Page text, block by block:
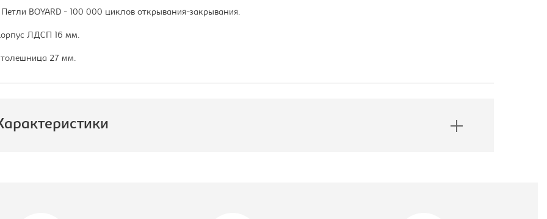
BOYARD - 100 000 циклов открывания-закрывания.
ЛДСП 16 мм.
27 мм.